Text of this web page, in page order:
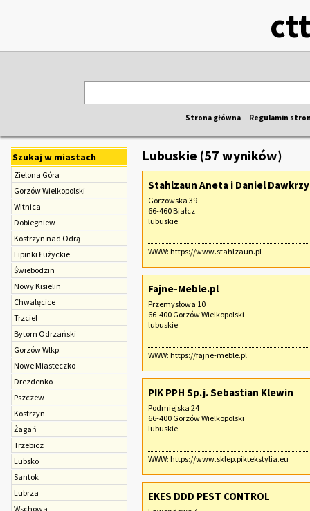
Strona główna Regulamin
Szukaj w miastach
Zielona Góra
Gorzów Wielkopolski
Witnica
Dobiegniew
Kostrzyn nad Odrą
Lipinki Łużyckie
Świebodzin
Nowy Kisielin
Chwalęcice
Trzciel
Bytom Odrzański
Gorzów Wlkp.
Nowe Miasteczko
Drezdenko
Pszczew
Kostrzyn
Żagań
Trzebicz
Lubsko
Santok
Lubrza
Wschowa
Lubuskie (57 wyników)
Stahlzaun Aneta i Daniel
Gorzowska 39
66-460 Białcz
lubuskie
WWW: https://www.stahlzaun.pl
Fajne-Meble.pl
Przemysłowa 10
66-400 Gorzów Wielkopolski
lubuskie
WWW: https://fajne-meble.pl
PIK PPH Sp.j. Sebastian Klewin
Podmiejska 24
66-400 Gorzów Wielkopolski
lubuskie
WWW: https://www.sklep.piktekstylia.eu
EKES DDD PEST CONTROL